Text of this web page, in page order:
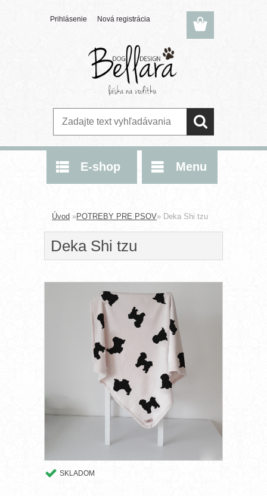
Prihlásenie Nová registrácia
E-shop Menu
Úvod »POTREBY PRE PSOV» Deka Shi tzu
Deka Shi tzu
SKLADOM